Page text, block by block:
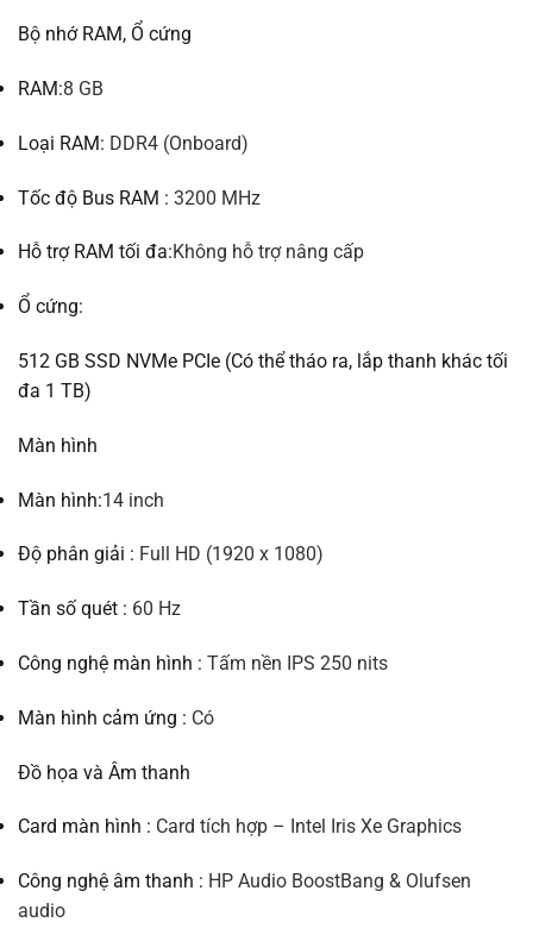
Bộ nhớ RAM, Ổ cứng
RAM:8 GB
Loại RAM: DDR4 (Onboard)
Tốc độ Bus RAM : 3200 MHz
Hỗ trợ RAM tối đa:Không hỗ trợ nâng cấp
Ổ cứng:
512 GB SSD NVMe PCIe (Có thể tháo ra, lắp thanh khác tối
đa 1 TB)
Màn hình
Màn hình:14 inch
Độ phân giải : Full HD (1920 x 1080)
Tần số quét : 60 Hz
Công nghệ màn hình : Tấm nền IPS 250 nits
Màn hình cảm ứng : Có
Đồ họa và Âm thanh
Card màn hình : Card tích hợp – Intel Iris Xe Graphics
Công nghệ âm thanh : HP Audio BoostBang & Olufsen
audio